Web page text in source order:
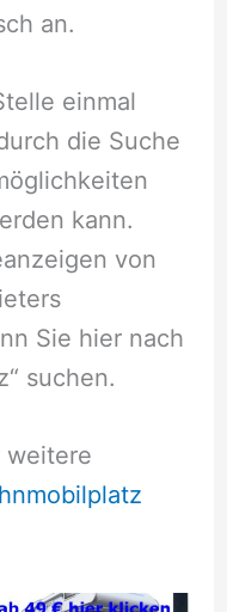
an.
einmal
die Suche
kann.
von
Sie hier nach
suchen.
weitere